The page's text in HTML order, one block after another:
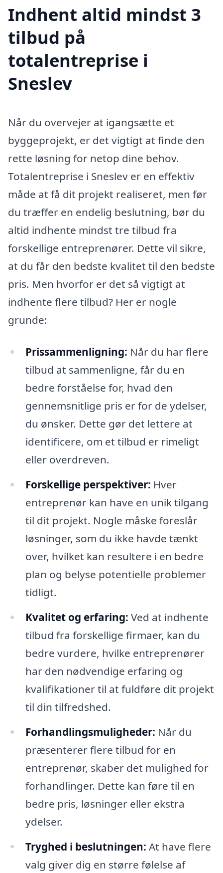
Indhent altid mindst 3
tilbud på
totalentreprise i
Sneslev
Når du overvejer at igangsætte et
byggeprojekt, er det vigtigt at finde den
rette løsning for netop dine behov.
Totalentreprise i Sneslev er en effektiv
måde at få dit projekt realiseret, men før
du træffer en endelig beslutning, bør du
altid indhente mindst tre tilbud fra
forskellige entreprenører. Dette vil sikre,
at du får den bedste kvalitet til den bedste
pris. Men hvorfor er det så vigtigt at
indhente flere tilbud? Her er nogle
grunde:
Prissammenligning: Når du har flere
tilbud at sammenligne, får du en
bedre forståelse for, hvad den
gennemsnitlige pris er for de ydelser,
du ønsker. Dette gør det lettere at
identificere, om et tilbud er rimeligt
eller overdreven.
Forskellige perspektiver: Hver
entreprenør kan have en unik tilgang
til dit projekt. Nogle måske foreslår
løsninger, som du ikke havde tænkt
over, hvilket kan resultere i en bedre
plan og belyse potentielle problemer
tidligt.
Kvalitet og erfaring: Ved at indhente
tilbud fra forskellige firmaer, kan du
bedre vurdere, hvilke entreprenører
har den nødvendige erfaring og
kvalifikationer til at fuldføre dit projekt
til din tilfredshed.
Forhandlingsmuligheder: Når du
præsenterer flere tilbud for en
entreprenør, skaber det mulighed for
forhandlinger. Dette kan føre til en
bedre pris, løsninger eller ekstra
ydelser.
Tryghed i beslutningen: At have flere
valg giver dig en større følelse af